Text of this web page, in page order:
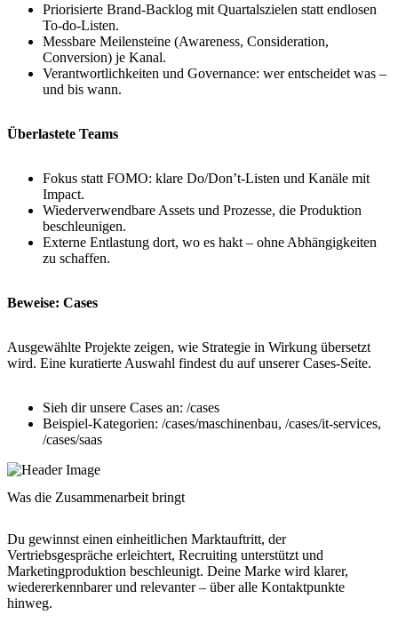
Priorisierte Brand-Backlog mit Quartalszielen statt endlosen
To-do-Listen.
Messbare Meilensteine (Awareness, Consideration,
Conversion) je Kanal.
Verantwortlichkeiten und Governance: wer entscheidet was –
und bis wann.
Überlastete Teams
Fokus statt FOMO: klare Do/Don’t-Listen und Kanäle mit
Impact.
Wiederverwendbare Assets und Prozesse, die Produktion
beschleunigen.
Externe Entlastung dort, wo es hakt – ohne Abhängigkeiten
zu schaffen.
Beweise: Cases
Ausgewählte Projekte zeigen, wie Strategie in Wirkung übersetzt
wird. Eine kuratierte Auswahl findest du auf unserer Cases-Seite.
Sieh dir unsere Cases an: /cases
Beispiel-Kategorien: /cases/maschinenbau, /cases/it-services,
/cases/saas
Was die Zusammenarbeit bringt
Du gewinnst einen einheitlichen Marktauftritt, der
Vertriebsgespräche erleichtert, Recruiting unterstützt und
Marketingproduktion beschleunigt. Deine Marke wird klarer,
wiedererkennbarer und relevanter – über alle Kontaktpunkte
hinweg.